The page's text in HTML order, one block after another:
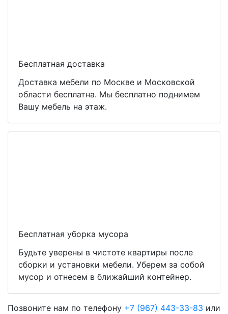
Бесплатная доставка
Доставка мебели по Москве и Московской
области бесплатна. Мы бесплатно поднимем
Вашу мебель на этаж.
Бесплатная уборка мусора
Будьте уверены в чистоте квартиры после
сборки и установки мебели. Уберем за собой
мусор и отнесем в ближайший контейнер.
Позвоните нам по телефону +7 (967) 443-33-83 или